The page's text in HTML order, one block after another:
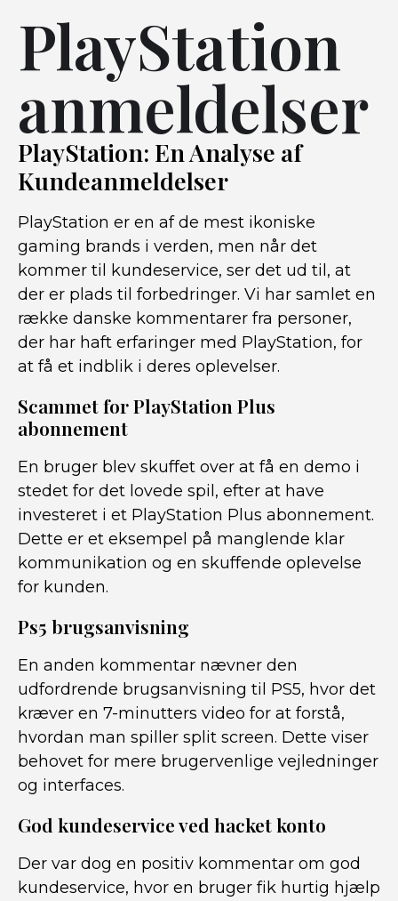
PlayStation
anmeldelser
PlayStation: En Analyse af
Kundeanmeldelser
PlayStation er en af de mest ikoniske
gaming brands i verden, men når det
kommer til kundeservice, ser det ud til, at
der er plads til forbedringer. Vi har samlet en
række danske kommentarer fra personer,
der har haft erfaringer med PlayStation, for
at få et indblik i deres oplevelser.
Scammet for PlayStation Plus
abonnement
En bruger blev skuffet over at få en demo i
stedet for det lovede spil, efter at have
investeret i et PlayStation Plus abonnement.
Dette er et eksempel på manglende klar
kommunikation og en skuffende oplevelse
for kunden.
Ps5 brugsanvisning
En anden kommentar nævner den
udfordrende brugsanvisning til PS5, hvor det
kræver en 7-minutters video for at forstå,
hvordan man spiller split screen. Dette viser
behovet for mere brugervenlige vejledninger
og interfaces.
God kundeservice ved hacket konto
Der var dog en positiv kommentar om god
kundeservice, hvor en bruger fik hurtig hjælp